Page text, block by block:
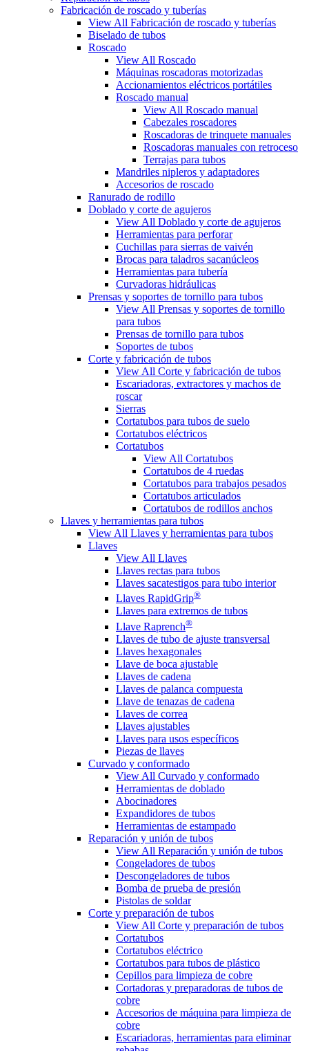
Fabricación de roscado y tuberías
View All Fabricación de roscado y tuberías
Biselado de tubos
Roscado
View All Roscado
Máquinas roscadoras motorizadas
Accionamientos eléctricos portátiles
Roscado manual
View All Roscado manual
Cabezales roscadores
Roscadoras de trinquete manuales
Roscadoras manuales con retroceso
Terrajas para tubos
Mandriles nipleros y adaptadores
Accesorios de roscado
Ranurado de rodillo
Doblado y corte de agujeros
View All Doblado y corte de agujeros
Herramientas para perforar
Cuchillas para sierras de vaivén
Brocas para taladros sacanúcleos
Herramientas para tubería
Curvadoras hidráulicas
Prensas y soportes de tornillo para tubos
View All Prensas y soportes de tornillo
para tubos
Prensas de tornillo para tubos
Soportes de tubos
Corte y fabricación de tubos
View All Corte y fabricación de tubos
Escariadoras, extractores y machos de
roscar
Sierras
Cortatubos para tubos de suelo
Cortatubos eléctricos
Cortatubos
View All Cortatubos
Cortatubos de 4 ruedas
Cortatubos para trabajos pesados
Cortatubos articulados
Cortatubos de rodillos anchos
Llaves y herramientas para tubos
View All Llaves y herramientas para tubos
Llaves
View All Llaves
Llaves rectas para tubos
Llaves sacatestigos para tubo interior
Llaves RapidGrip®
Llaves para extremos de tubos
Llave Raprench®
Llaves de tubo de ajuste transversal
Llaves hexagonales
Llave de boca ajustable
Llaves de cadena
Llaves de palanca compuesta
Llave de tenazas de cadena
Llaves de correa
Llaves ajustables
Llaves para usos específicos
Piezas de llaves
Curvado y conformado
View All Curvado y conformado
Herramientas de doblado
Abocinadores
Expandidores de tubos
Herramientas de estampado
Reparación y unión de tubos
View All Reparación y unión de tubos
Congeladores de tubos
Descongeladores de tubos
Bomba de prueba de presión
Pistolas de soldar
Corte y preparación de tubos
View All Corte y preparación de tubos
Cortatubos
Cortatubos eléctrico
Cortatubos para tubos de plástico
Cepillos para limpieza de cobre
Cortadoras y preparadoras de tubos de
cobre
Accesorios de máquina para limpieza de
cobre
Escariadoras, herramientas para eliminar